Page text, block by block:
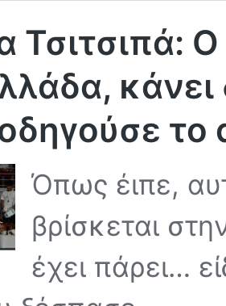
Τσιτσιπά:
το
Όπως έιπε,
βρίσκεται
έχει πάρει…